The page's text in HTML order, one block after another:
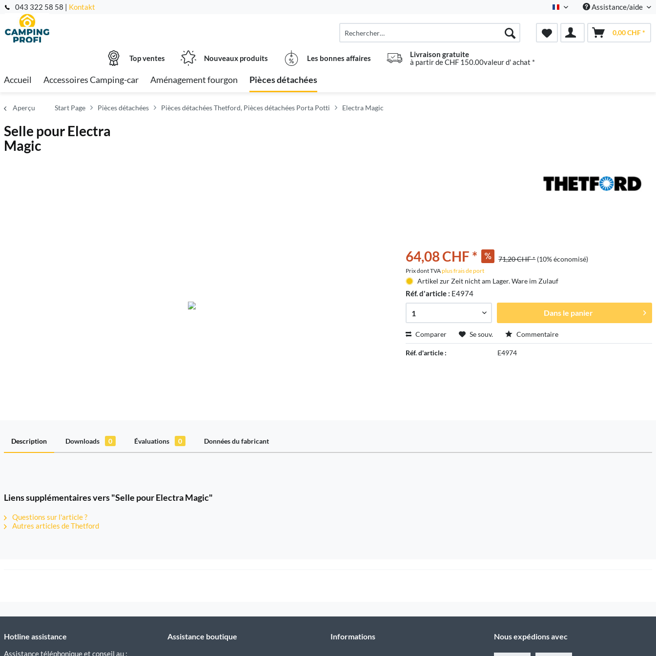
043 322 58 58 | Kontakt FranzösischAssistance/aide
0,00 CHF *
Top ventes Nouveaux produits Les bonnes affaires
Livraison gratuite
à partir de CHF 150.00valeur d' achat *
Accueil Accessoires Camping-car Aménagement fourgon Pièces détachées
Aperçu Start Page Pièces détachées Pièces détachées Thetford, Pièces détachées Porta Potti Electra Magic
Selle pour Electra
Magic
64,08 CHF * 71,20 CHF * (10% économisé)
Prix dont TVAplus frais de port
Artikel zur Zeit nicht am Lager. Ware im Zulauf
Réf. d'article : E4974
Dans le panier
Comparer Se souv. Commentaire
Réf. d'article : E4974
Description Downloads 0 Évaluations 0 Données du fabricant
Liens supplémentaires vers "Selle pour Electra Magic"
Questions sur l'article ?
Autres articles de Thetford
Hotline assistance
Assistance téléphonique et conseil au :
Assistance boutique Informations Nous expédions avec